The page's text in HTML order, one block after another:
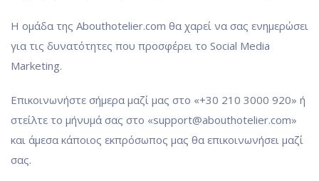
Η ομάδα της Abouthotelier.com θα χαρεί να σας ενημερώσει
για τις δυνατότητες που προσφέρει το Social Media
Marketing.
Επικοινωνήστε σήμερα μαζί μας στο «+30 210 3000 920» ή
στείλτε το μήνυμά σας στο «support@abouthotelier.com»
και άμεσα κάποιος εκπρόσωπος μας θα επικοινωνήσει μαζί
σας.